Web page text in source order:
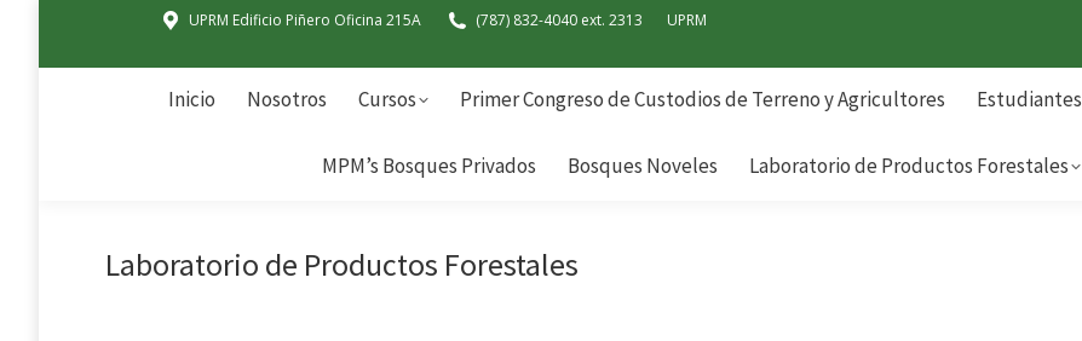
UPRM Edificio Piñero Oficina 215A (787) 832-4040 ext. 2313 UPRM
Inicio Nosotros Cursos Primer Congreso de Custodios de Terreno y Agricultores Estudiantes
MPM’s Bosques Privados Bosques Noveles Laboratorio de Productos Forestales
Laboratorio de Productos Forestales
Inicio Nosotros Cursos Primer Congreso de Custodios de Terreno y Agricultores
MPM’s Bosques Privados Bosques Noveles Laboratorio de Productos Forestales